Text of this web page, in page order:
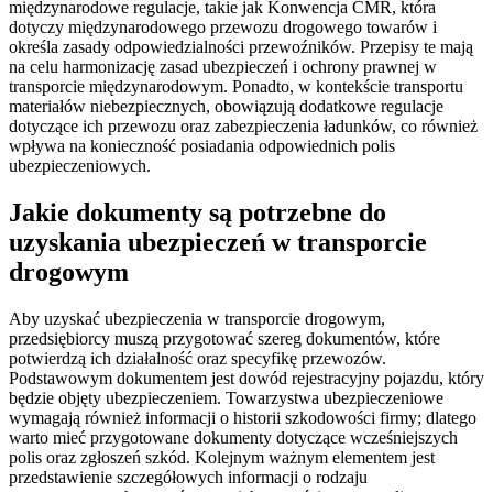
międzynarodowe regulacje, takie jak Konwencja CMR, która
dotyczy międzynarodowego przewozu drogowego towarów i
określa zasady odpowiedzialności przewoźników. Przepisy te mają
na celu harmonizację zasad ubezpieczeń i ochrony prawnej w
transporcie międzynarodowym. Ponadto, w kontekście transportu
materiałów niebezpiecznych, obowiązują dodatkowe regulacje
dotyczące ich przewozu oraz zabezpieczenia ładunków, co również
wpływa na konieczność posiadania odpowiednich polis
ubezpieczeniowych.
Jakie dokumenty są potrzebne do
uzyskania ubezpieczeń w transporcie
drogowym
Aby uzyskać ubezpieczenia w transporcie drogowym,
przedsiębiorcy muszą przygotować szereg dokumentów, które
potwierdzą ich działalność oraz specyfikę przewozów.
Podstawowym dokumentem jest dowód rejestracyjny pojazdu, który
będzie objęty ubezpieczeniem. Towarzystwa ubezpieczeniowe
wymagają również informacji o historii szkodowości firmy; dlatego
warto mieć przygotowane dokumenty dotyczące wcześniejszych
polis oraz zgłoszeń szkód. Kolejnym ważnym elementem jest
przedstawienie szczegółowych informacji o rodzaju